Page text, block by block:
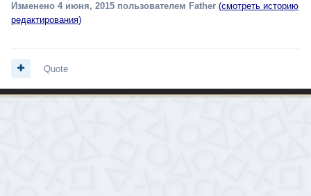
Изменено 4 июня, 2015 пользователем Father (смотреть историю
редактирования)
Quote